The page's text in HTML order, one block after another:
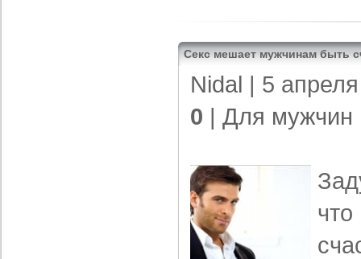
Секс мешает мужчинам быть
Nidal | 5
0 | Для мужчин